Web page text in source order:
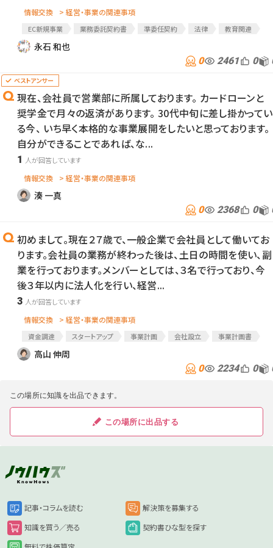
情報交換 > 経営・事業の関連事項
EC新規事業 業務委託契約書 準委任契約 法律
教育関連
弁護士への質問
永石 和也
0 2461 0
現在、会社員で営業部に所属しております。 カードローンと
奨学金で月々の返済があります。 30代中旬に差し掛かってい
る今、 いち早く本格的な事業展開をしたいと思っております。
自分ができることであれば、な...
1
情報交換 > 経営・事業の関連事項
湊 一真
0 2368 0
初めまして。現在２７歳で、一般企業で会社員として働いてお
ります。会社員の業務が終わった後は、土日の時間を使い、副
業を行っております。メンバーとしては、３名で行っており、今
後３年以内に法人化を行い、経営...
3
情報交換 > 経営・事業の関連事項
資金調達 スタートアップ 事業計画 会社設立
事業計画書
新規事業
高山 伸周
0 2234 0
この場所に知識を出品できます。
この場所に出品する
記事・コラムを読む 解決策を募集する
知識を買う／売る 契約書ひな型を探す